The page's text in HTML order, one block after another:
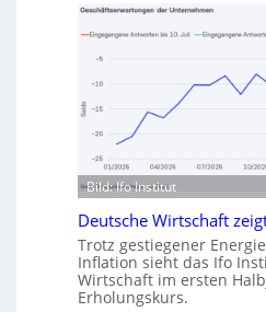
I
r
i
e
-
t
h
d
e
ü
r
n
a
c
h
Bild: Ifo Institut
Deutsche Wirtschaft
Trotz gestiegener
Inflation sieht das Ifo
Wirtschaft im ersten
Erholungskurs.